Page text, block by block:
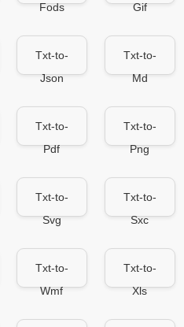
Fods
Gif
Txt-to-
Json
Txt-to-
Md
Txt-to-
Pdf
Txt-to-
Png
Txt-to-
Svg
Txt-to-
Sxc
Txt-to-
Wmf
Txt-to-
Xls